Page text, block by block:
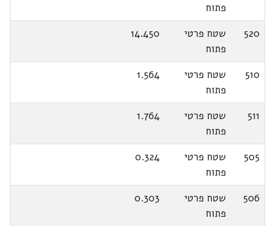
פתוח
520
שטח פרטי
פתוח
14.450
510
שטח פרטי
פתוח
1.564
511
שטח פרטי
פתוח
1.764
505
שטח פרטי
פתוח
0.324
506
שטח פרטי
פתוח
0.303